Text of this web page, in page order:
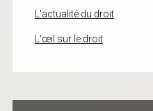
L'actualité du droit
L'œil sur le droit